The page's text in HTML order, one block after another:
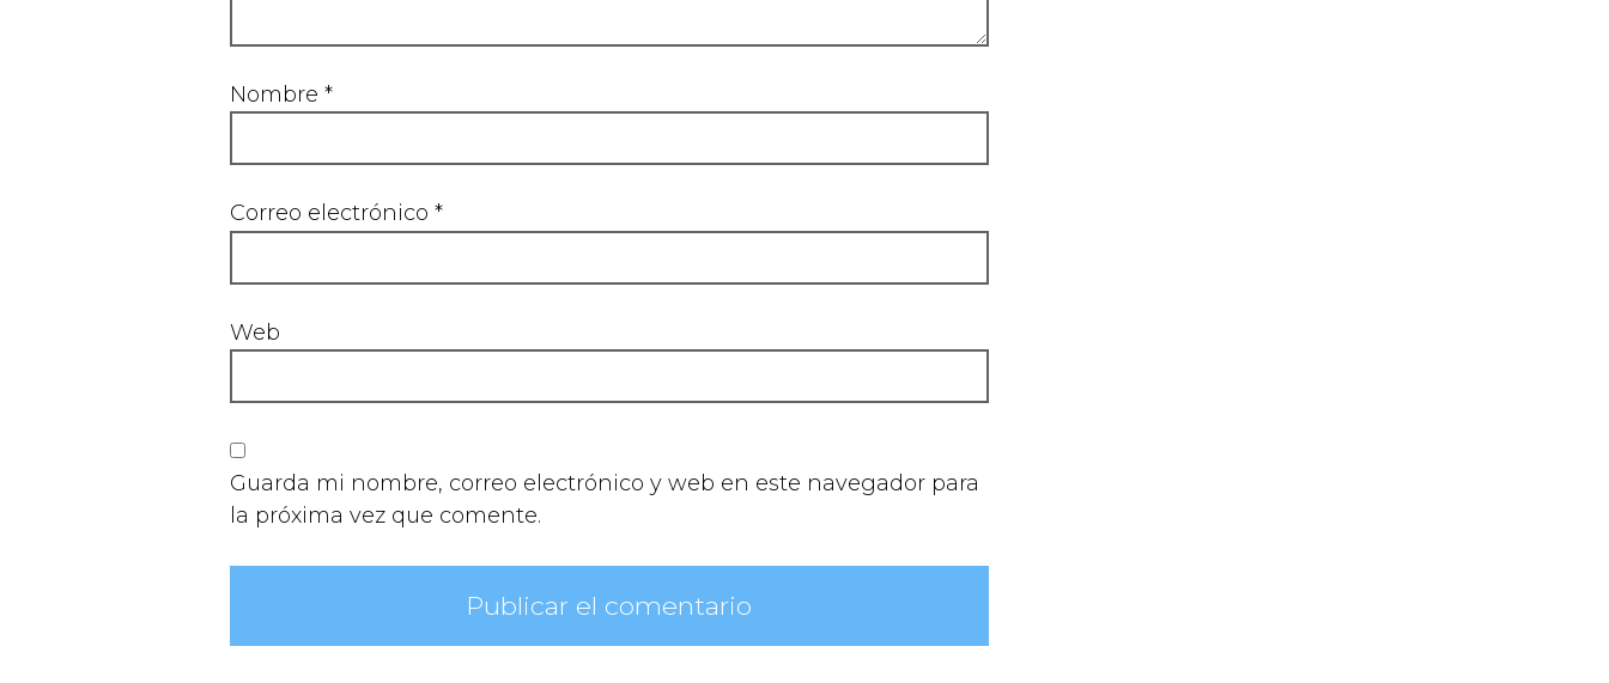
Nombre *
Correo electrónico *
Web
Guarda mi nombre, correo electrónico y web en este navegador para
la próxima vez que comente.